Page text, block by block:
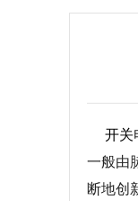
开关
一般由
断地创